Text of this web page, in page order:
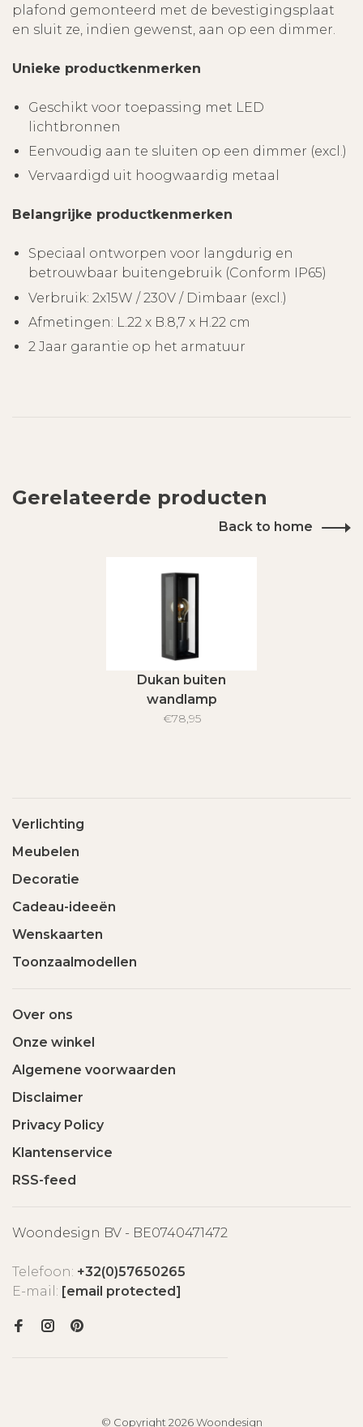
plafond gemonteerd met de bevestigingsplaat
en sluit ze, indien gewenst, aan op een dimmer.
Unieke productkenmerken
Geschikt voor toepassing met LED
lichtbronnen
Eenvoudig aan te sluiten op een dimmer (excl.)
Vervaardigd uit hoogwaardig metaal
Belangrijke productkenmerken
Speciaal ontworpen voor langdurig en
betrouwbaar buitengebruik (Conform IP65)
Verbruik: 2x15W / 230V / Dimbaar (excl.)
Afmetingen: L.22 x B.8,7 x H.22 cm
2 Jaar garantie op het armatuur
Gerelateerde producten
Back to home
Dukan buiten
wandlamp
€78,95
Verlichting
Meubelen
Decoratie
Cadeau-ideeën
Wenskaarten
Toonzaalmodellen
Over ons
Onze winkel
Algemene voorwaarden
Disclaimer
Privacy Policy
Klantenservice
RSS-feed
Woondesign BV - BE0740471472
Telefoon: +32(0)57650265
E-mail: [email protected]
© Copyright 2026 Woondesign